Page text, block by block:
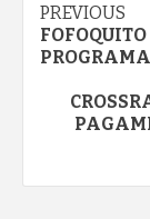
PREVIOUS